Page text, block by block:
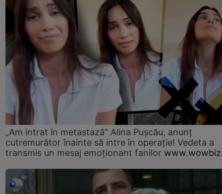
„Am intrat în metastază” Alina Pușcău, anunț
cutremurător înainte să intre în operație! Vedeta a
transmis un mesaj emoționant fanilor